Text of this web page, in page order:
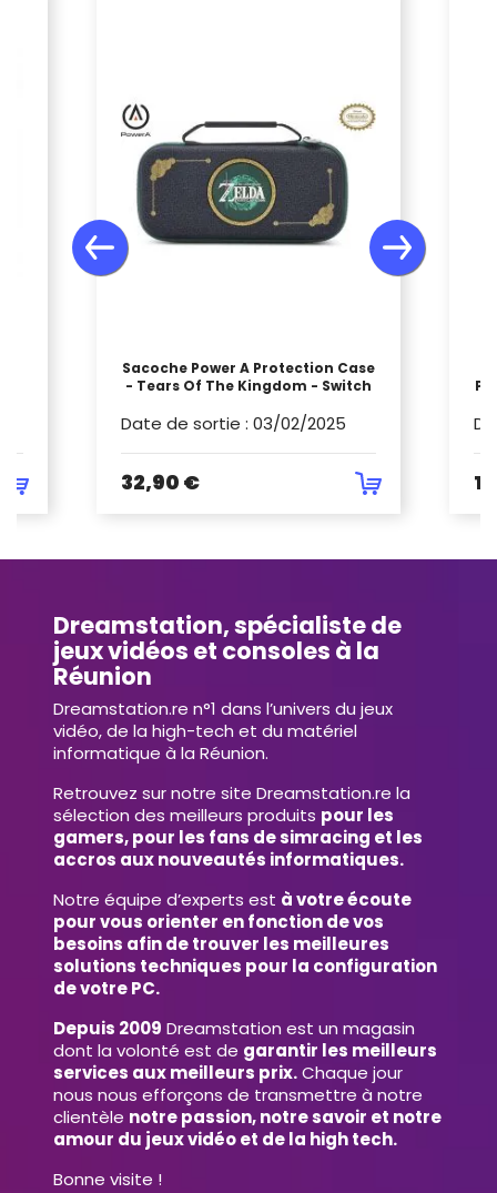
Sacoche Power A Protection Case
- Tears Of The Kingdom - Switch
Date de sortie : 03/02/2025
32,90 €
Dreamstation, spécialiste de
jeux vidéos et consoles à la
Réunion
Dreamstation.re n°1 dans l’univers du jeux
vidéo, de la high-tech et du matériel
informatique à la Réunion.
Retrouvez sur notre site Dreamstation.re la
sélection des meilleurs produits pour les
gamers, pour les fans de simracing et les
accros aux nouveautés informatiques.
Notre équipe d’experts est à votre écoute
pour vous orienter en fonction de vos
besoins afin de trouver les meilleures
solutions techniques pour la configuration
de votre PC.
Depuis 2009 Dreamstation est un magasin
dont la volonté est de garantir les meilleurs
services aux meilleurs prix.Chaque jour
nous nous efforçons de transmettre à notre
clientèle notre passion, notre savoir et notre
amour du jeux vidéo et de la high tech.
Bonne visite !